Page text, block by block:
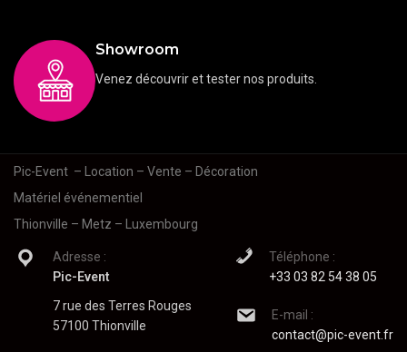
Showroom
Venez découvrir et tester nos produits.
Pic-Event – Location – Vente – Décoration
Matériel événementiel
Thionville – Metz – Luxembourg
Adresse :
Pic-Event
7 rue des Terres Rouges
57100 Thionville
Téléphone :
+33 03 82 54 38 05
E-mail :
contact@pic-event.fr